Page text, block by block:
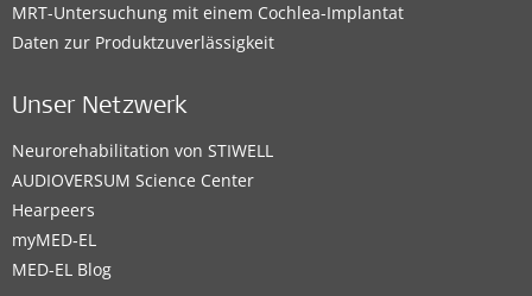
MRT-Untersuchung mit einem Cochlea-Implantat
Daten zur Produktzuverlässigkeit
Unser Netzwerk
Neurorehabilitation von STIWELL
AUDIOVERSUM Science Center
Hearpeers
myMED‑EL
MED-EL Blog